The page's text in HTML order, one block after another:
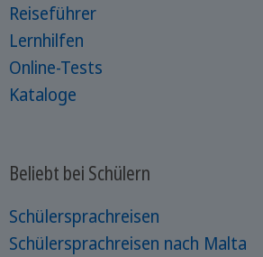
Reiseführer
Lernhilfen
Online-Tests
Kataloge
Beliebt bei Schülern
Schülersprachreisen
Schülersprachreisen nach Malta